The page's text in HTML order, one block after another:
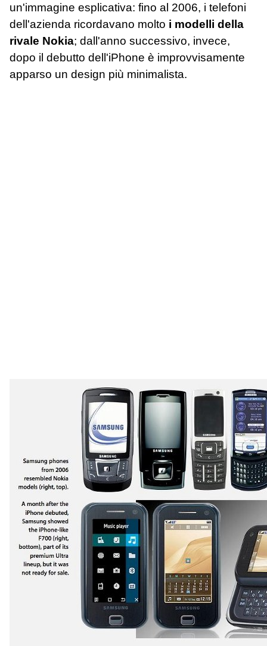
un'immagine esplicativa: fino al 2006, i telefoni
dell'azienda ricordavano molto i modelli della
rivale Nokia; dall'anno successivo, invece,
dopo il debutto dell'iPhone è improvvisamente
apparso un design più minimalista.